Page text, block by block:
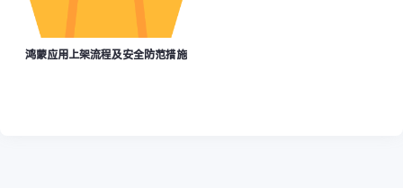
鸿蒙应用上架流程及安全防范措施